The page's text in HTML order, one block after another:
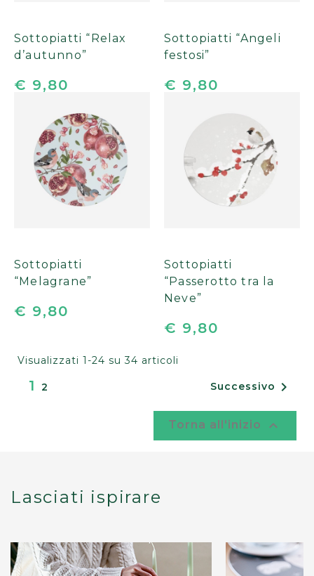
Sottopiatti “Relax
d’autunno”
€ 9,80
Sottopiatti “Angeli
festosi”
€ 9,80
Sottopiatti
“Melagrane”
€ 9,80
Sottopiatti
“Passerotto tra la
Neve”
€ 9,80
Visualizzati 1-24 su 34 articoli
1 2 Successivo 
Torna all'inizio 
Lasciati ispirare